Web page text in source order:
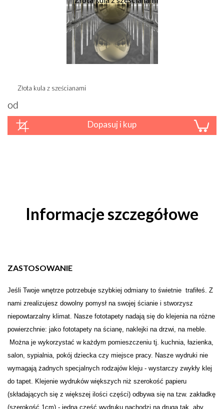
Złota kula z sześcianami
od
Dopasuj i kup
Informacje szczegółowe
ZASTOSOWANIE
Jeś li Twoje wnętrze potrzebuje szybkiej odmiany to świetnie trafiłeś. Z
nami zrealizujesz dowolny pomysł na swojej ścianie i stworzysz
niepowtarzalny klimat. Nasze fototapety nadają się do klejenia na różne
powierzchnie: jako fototapety na ścianę, naklejki na drzwi, na meble.
Można je wykorzystać w każdym pomieszczeniu tj. kuchnia, łazienka,
salon, sypialnia, pokój dziecka czy miejsce pracy. Nasze wydruki nie
wymagają żadnych specjalnych rodzajów kleju - wystarczy zwykły klej
do tapet. Klejenie wydruków większych niż szerokość papieru
(składających się z większej ilości części) odbywa się na tzw. zakładkę
(szerokość 1cm) - jedna część wydruku nachodzi na drugą tak, aby